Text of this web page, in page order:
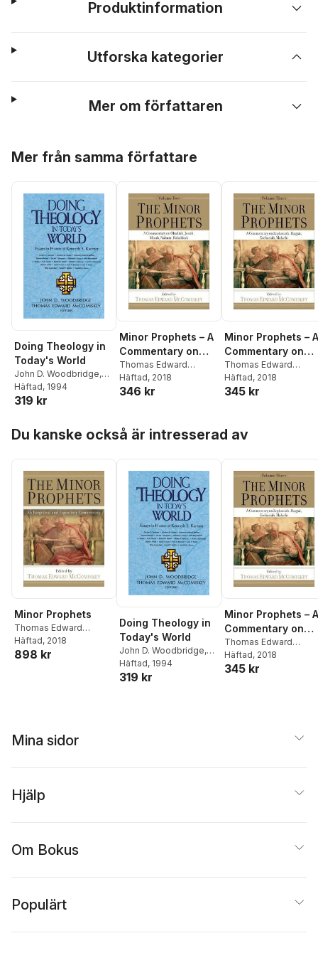
Produktinformation
Utforska kategorier
Mer om författaren
Mer från samma författare
Doing Theology in
Today's World
John D. Woodbridge,
Thomas E.
McComiskey
Edward McComiskey,
Mccomiskey
Häftad, 1994
319 kr
Minor Prophets – A
Commentary on
Obadiah, Jonah,
Micah, Nahum,
Habakkuk
Thomas Edward
Mccomiskey
Häftad, 2018
346 kr
Minor Prophets – A
Commentary on
Zephaniah,
Zechariah,
Thomas Edward
Mccomiskey
Häftad, 2018
345 kr
Du kanske också är intresserad av
Minor Prophets
Thomas Edward
Mccomiskey
Edward McComiskey
Häftad, 2018
898 kr
Doing Theology in
Today's World
John D. Woodbridge,
Thomas E.
McComiskey
Häftad, 1994
319 kr
Minor Prophets – A
Commentary on
Zephaniah,
Zechariah,
Thomas Edward
Mccomiskey
Häftad, 2018
345 kr
Mina sidor
Hjälp
Om Bokus
Populärt